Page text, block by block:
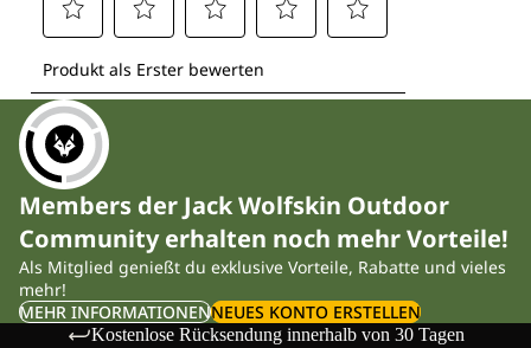
Members der Jack Wolfskin Outdoor
Community erhalten noch mehr Vorteile!
Als Mitglied genießt du exklusive Vorteile, Rabatte und vieles
mehr!
MEHR INFORMATIONENNEUES KONTO ERSTELLEN
Kostenlose Rücksendung innerhalb von 30 Tagen